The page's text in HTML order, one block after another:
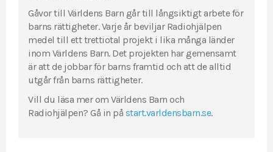
Gåvor till Världens Barn går till långsiktigt arbete för
barns rättigheter. Varje år beviljar Radiohjälpen
medel till ett trettiotal projekt i lika många länder
inom Världens Barn. Det projekten har gemensamt
är att de jobbar för barns framtid och att de alltid
utgår från barns rättigheter.
Vill du läsa mer om Världens Barn och
Radiohjälpen? Gå in på start.varldensbarn.se.